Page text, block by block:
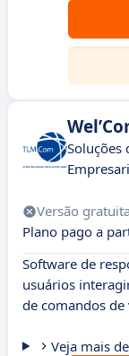
Soluções
Versão
Plano pago a
Software de
usuários
de comandos de
Veja mais